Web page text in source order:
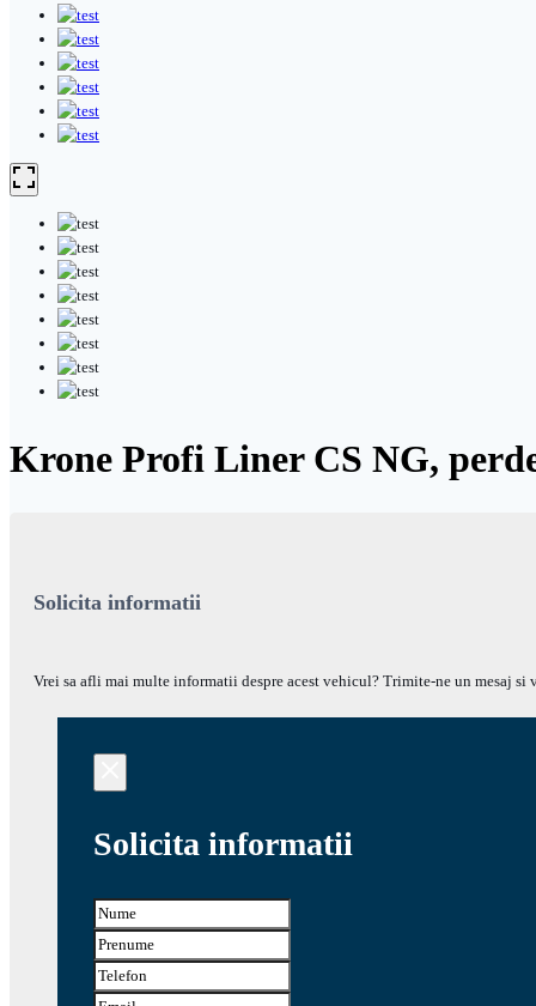
Krone Profi Liner CS NG,
Solicita informatii
Vrei sa afli mai multe informatii despre acest vehicul? Trimite-ne un mesaj si
Solicita informatii